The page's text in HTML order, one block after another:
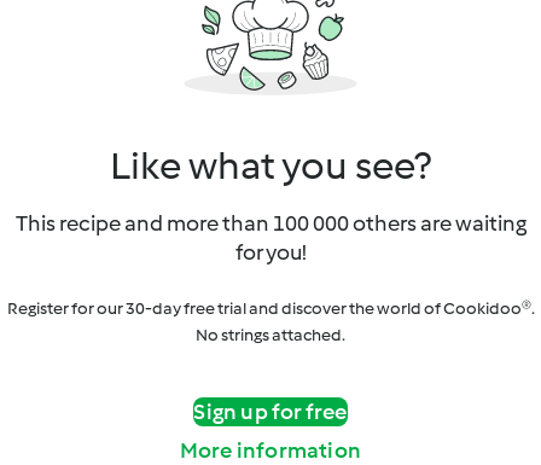
Like what you see?
This recipe and more than 100 000 others are waiting
for you!
Register for our 30-day free trial and discover the world of Cookidoo®.
No strings attached.
Sign up for free
More information